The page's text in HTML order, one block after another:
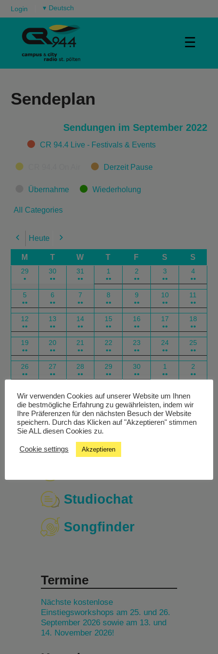
Login ▾
☰
Sendeplan
Sendungen im September 2022
CategoriesCR 94.4 Live - Festivals & Events
Derzeit Pause
Übernahme Wiederholung
All Categories
Previous
Heute Next
M T W T F S S
29
●
30
●●
31
●●
1
●●
2
●●
3
●●
4
●●
5
●●
6
●●
7
●●
8
●●
9
●●
10
●●
11
●●
12
●●
13
●●
14
●●
15
●●
16
●●
17
●●
18
●●
19
●●
20
●●
21
●●
22
●●
23
●●
24
●●
25
●●
26
●●
27
●●
28
●●
29
●●
30
●●
1
●●
2
●●
Subscribe
in
Google
Subscribe
in
Outlook
Export
for
Google
Export
for
Outlook
Studiochat
Songfinder
Termine
Nächste kostenlose
Einstiegsworkshops am 25. und 26.
September 2026 sowie am 13. und
14. November 2026!
Wir verwenden Cookies auf unserer Website um Ihnen
die bestmögliche Erfahrung zu gewährleisten, indem wir
Ihre Präferenzen für den nächsten Besuch der Website
speichern. Durch das Klicken auf "Akzeptieren" stimmen
Sie ALL diesen Cookies zu.
Cookie settings Akzeptieren